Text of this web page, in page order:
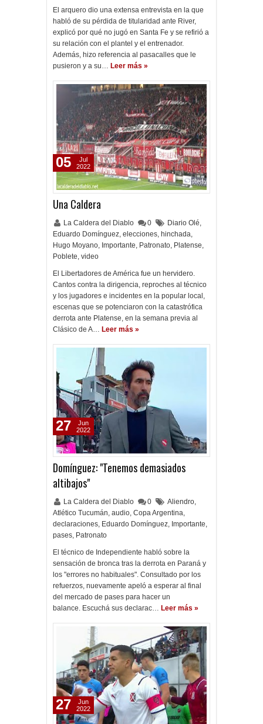
El arquero dio una extensa entrevista en la que
habló de su pérdida de titularidad ante River,
explicó por qué no jugó en Santa Fe y se refirió a
su relación con el plantel y el entrenador.
Además, hizo referencia al pasacalles que le
pusieron y a su… Leer más »
Una Caldera
La Caldera del Diablo 0 Diario Olé,
Eduardo Domínguez, elecciones, hinchada,
Hugo Moyano, Importante, Patronato, Platense,
Poblete, video
El Libertadores de América fue un hervidero.
Cantos contra la dirigencia, reproches al técnico
y los jugadores e incidentes en la popular local,
escenas que se potenciaron con la catastrófica
derrota ante Platense, en la semana previa al
Clásico de A… Leer más »
05
Jul
2022
Domínguez: "Tenemos demasiados
altibajos"
La Caldera del Diablo 0 Aliendro,
Atlético Tucumán, audio, Copa Argentina,
declaraciones, Eduardo Domínguez, Importante,
pases, Patronato
El técnico de Independiente habló sobre la
sensación de bronca tras la derrota en Paraná y
los "errores no habituales". Consultado por los
refuerzos, nuevamente apeló a esperar al final
del mercado de pases para hacer un
balance. Escuchá sus declarac… Leer más »
27
Jun
2022
27
Jun
2022